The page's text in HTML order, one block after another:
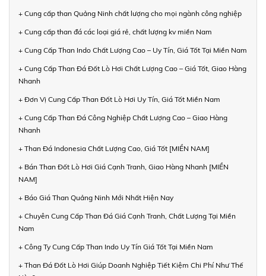
+ Cung cấp than Quảng Ninh chất lượng cho mọi ngành công nghiệp
+ Cung cấp than đá các loại giá rẻ, chất lượng kv miền Nam
+ Cung Cấp Than Indo Chất Lượng Cao – Uy Tín, Giá Tốt Tại Miền Nam
+ Cung Cấp Than Đá Đốt Lò Hơi Chất Lượng Cao – Giá Tốt, Giao Hàng
Nhanh
+ Đơn Vị Cung Cấp Than Đốt Lò Hơi Uy Tín, Giá Tốt Miền Nam
+ Cung Cấp Than Đá Công Nghiệp Chất Lượng Cao – Giao Hàng
Nhanh
+ Than Đá Indonesia Chất Lượng Cao, Giá Tốt [MIỀN NAM]
+ Bán Than Đốt Lò Hơi Giá Cạnh Tranh, Giao Hàng Nhanh [MIỀN
NAM]
+ Báo Giá Than Quảng Ninh Mới Nhất Hiện Nay
+ Chuyên Cung Cấp Than Đá Giá Cạnh Tranh, Chất Lượng Tại Miền
Nam
+ Công Ty Cung Cấp Than Indo Uy Tín Giá Tốt Tại Miền Nam
+ Than Đá Đốt Lò Hơi Giúp Doanh Nghiệp Tiết Kiệm Chi Phí Như Thế